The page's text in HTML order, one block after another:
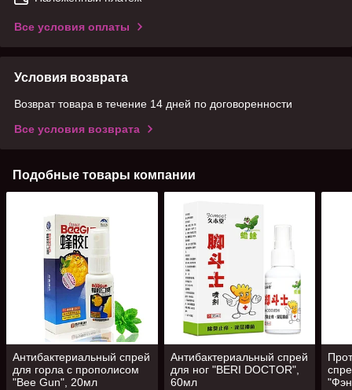
Все условия оплаты
Условия возврата
Возврат товара в течение 14 дней по договоренности
Все условия возврата
Подобные товары компании
Антибактериальный спрей
для горла с прополисом
"Bee Gun", 20мл
Антибактериальный спрей
для ног "BERI DOCTOR",
60мл